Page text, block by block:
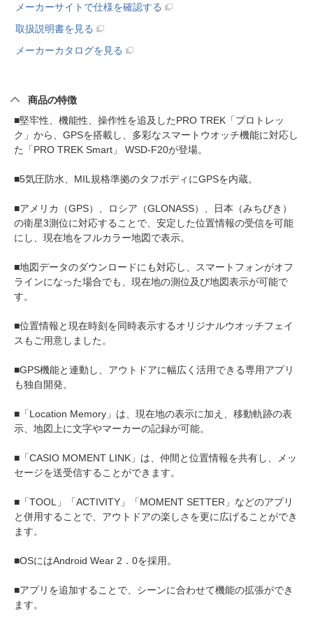
メーカーサイトで仕様を確認する
取扱説明書を見る
メーカーカタログを見る
商品の特徴
■堅牢性、機能性、操作性を追及したPRO TREK「プロトレッ
ク」から、GPSを搭載し、多彩なスマートウオッチ機能に対応し
た「PRO TREK Smart」 WSD-F20が登場。
■5気圧防水、MIL規格準拠のタフボディにGPSを内蔵。
■アメリカ（GPS）、ロシア（GLONASS）、日本（みちびき）
の衛星3測位に対応することで、安定した位置情報の受信を可能
にし、現在地をフルカラー地図で表示。
■地図データのダウンロードにも対応し、スマートフォンがオフ
ラインになった場合でも、現在地の測位及び地図表示が可能で
す。
■位置情報と現在時刻を同時表示するオリジナルウオッチフェイ
スもご用意しました。
■GPS機能と連動し、アウトドアに幅広く活用できる専用アプリ
も独自開発。
■「Location Memory」は、現在地の表示に加え、移動軌跡の表
示、地図上に文字やマーカーの記録が可能。
■「CASIO MOMENT LINK」は、仲間と位置情報を共有し、メッ
セージを送受信することができます。
■「TOOL」「ACTIVITY」「MOMENT SETTER」などのアプリ
と併用することで、アウトドアの楽しさを更に広げることができ
ます。
■OSにはAndroid Wear 2．0を採用。
■アプリを追加することで、シーンに合わせて機能の拡張ができ
ます。